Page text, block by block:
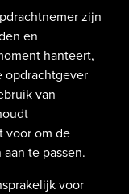
zijn
en
hanteert,
opdrachtgever
van
voor om de
te passen.
voor